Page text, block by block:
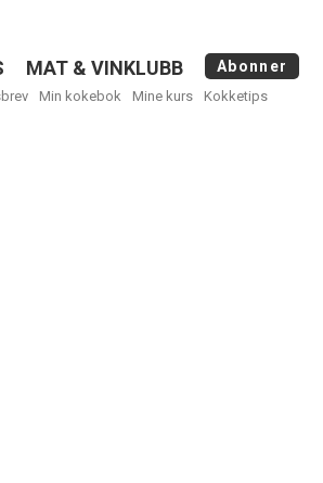
MAT & VINKLUBB Abonner
Min kokebok Mine kurs Kokketips